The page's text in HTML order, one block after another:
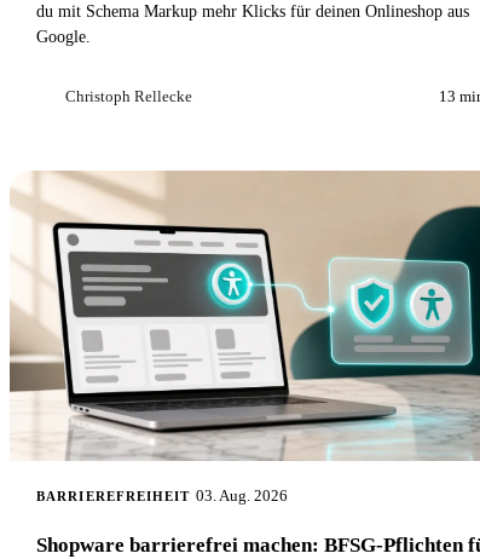
du mit Schema Markup mehr Klicks für deinen Onlineshop aus
Google.
Christoph Rellecke 13
BARRIEREFREIHEIT 03. Aug. 2026
Shopware barrierefrei machen: BFSG-Pflichten